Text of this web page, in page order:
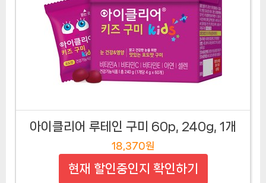
아이클리어 루테인 구미 60p, 240g, 1개
18,370원
현재 할인중인지 확인하기